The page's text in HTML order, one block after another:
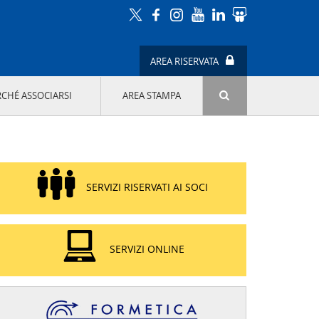
AREA RISERVATA
EDIZIONE
PROGETTO LU.ME.
IL MANAGER DELLA SOSTENIBILITÀ NEL
DISTRETTO TESSILE PRATESE
GRUPPO IMPRENDITORIA FEMMINILE
SOSTENIBILITÀ
ASSOCIARSI AREA STAMPA
SERVIZI RISERVATI AI SOCI
SERVIZI ONLINE